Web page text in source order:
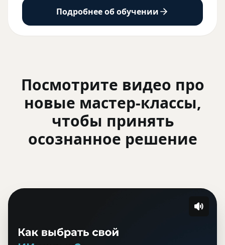
Подробнее об обучении
Посмотрите видео про
новые мастер-классы,
чтобы принять
осознанное решение